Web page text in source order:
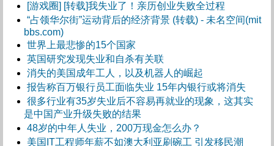
[游戏圈] [转载]我失业了！亲历创业失败全过程
“占领华尔街”运动背后的经济背景 (转载) - 未名空间(mit
bbs.com)
世界上最悲惨的15个国家
英国研究发现失业和自杀有关联
消失的美国成年工人，以及机器人的崛起
报告称百万银行员工面临失业 15年内银行或将消失
很多行业有35岁失业后不容易再就业的现象，这其实
是中国产业升级失败的结果
48岁的中年人失业，200万现金怎么办？
美国IT工程师年薪不如澳大利亚刷碗工 引发移民潮